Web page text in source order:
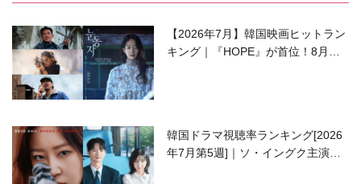
【2026年7月】韓国映画ヒットラン
キング｜『HOPE』が首位！8月公
韓国ドラマ視聴率ランキング[2026
年7月第5週]｜ソ・イングク主演の